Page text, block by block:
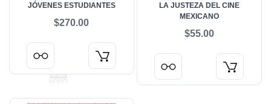
JÓVENES ESTUDIANTES
$270.00
LA JUSTEZA DEL CINE
MEXICANO
$55.00